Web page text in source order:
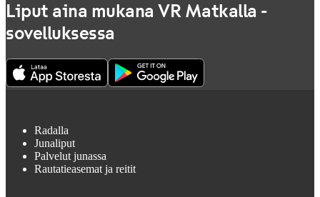
Liput aina mukana VR Matkalla -
sovelluksessa
Radalla
Junaliput
Palvelut junassa
Rautatieasemat ja reitit